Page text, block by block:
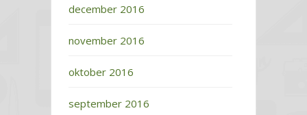
december 2016
november 2016
oktober 2016
september 2016